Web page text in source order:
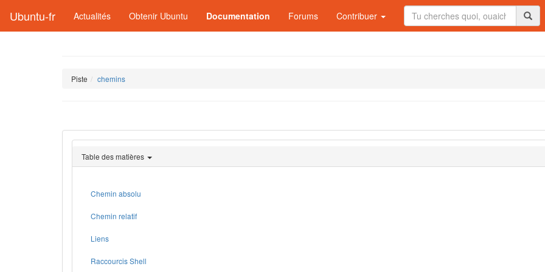
Ubuntu-fr Actualités Obtenir Ubuntu Documentation Forums Contribuer
Piste chemins
Table des matières
Chemin absolu
Chemin relatif
Liens
Raccourcis Shell